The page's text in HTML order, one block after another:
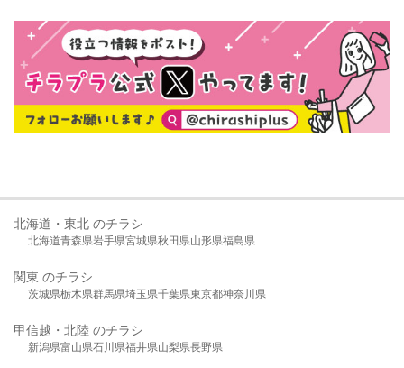
北海道・東北 のチラシ
北海道青森県岩手県宮城県秋田県山形県福島県
関東 のチラシ
茨城県栃木県群馬県埼玉県千葉県東京都神奈川県
甲信越・北陸 のチラシ
新潟県富山県石川県福井県山梨県長野県